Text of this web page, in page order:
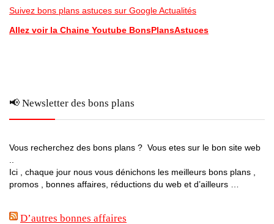
Suivez bons plans astuces sur Google Actualités
Allez voir la Chaine Youtube BonsPlansAstuces
📢 Newsletter des bons plans
Vous recherchez des bons plans ? Vous etes sur le bon site web
Ici , chaque jour nous vous dénichons les meilleurs bons plans ,
promos , bonnes affaires, réductions du web et d’ailleurs …
D’autres bonnes affaires